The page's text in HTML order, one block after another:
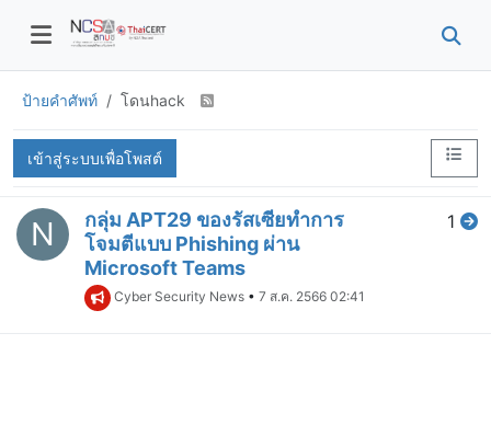
ป้ายคำศัพท์ โดนhack
เข้าสู่ระบบเพื่อโพสต์
N
กลุ่ม APT29 ของรัสเซียทำการ
โจมตีแบบ Phishing ผ่าน
Microsoft Teams
Cyber Security News • 7 ส.ค. 2566 02:41
1